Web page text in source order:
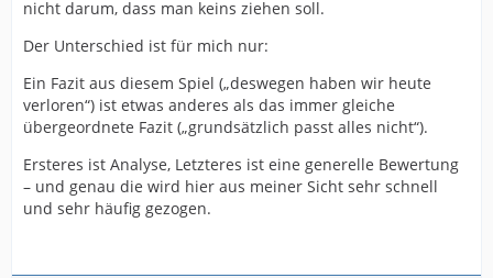
Antwort: wir haben null Punkte!
Nein kein pauschales Endfazit!!
Okay, folgende Dinge liefen schlecht:
1.
2.
3.
nicht darum, dass man keins ziehen soll.
Der Unterschied ist für mich nur:
Ein Fazit aus diesem Spiel („deswegen haben wir heute
verloren“) ist etwas anderes als das immer gleiche
übergeordnete Fazit („grundsätzlich passt alles nicht“).
Ersteres ist Analyse, Letzteres ist eine generelle Bewertung
– und genau die wird hier aus meiner Sicht sehr schnell
und sehr häufig gezogen.